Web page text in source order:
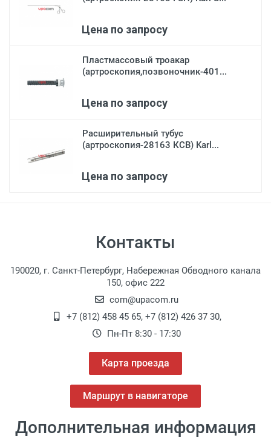
Цена по запросу
Пластмассовый троакар
(артроскопия,позвоночник-401...
Цена по запросу
Расширительный тубус
(артроскопия-28163 КСВ) Karl...
Цена по запросу
Контакты
190020, г. Санкт-Петербург, Набережная Обводного канала
150, офис 222
com@upacom.ru
+7 (812) 458 45 65, +7 (812) 426 37 30,
Пн-Пт 8:30 - 17:30
Карта проезда
Маршрут в навигаторе
Дополнительная информация